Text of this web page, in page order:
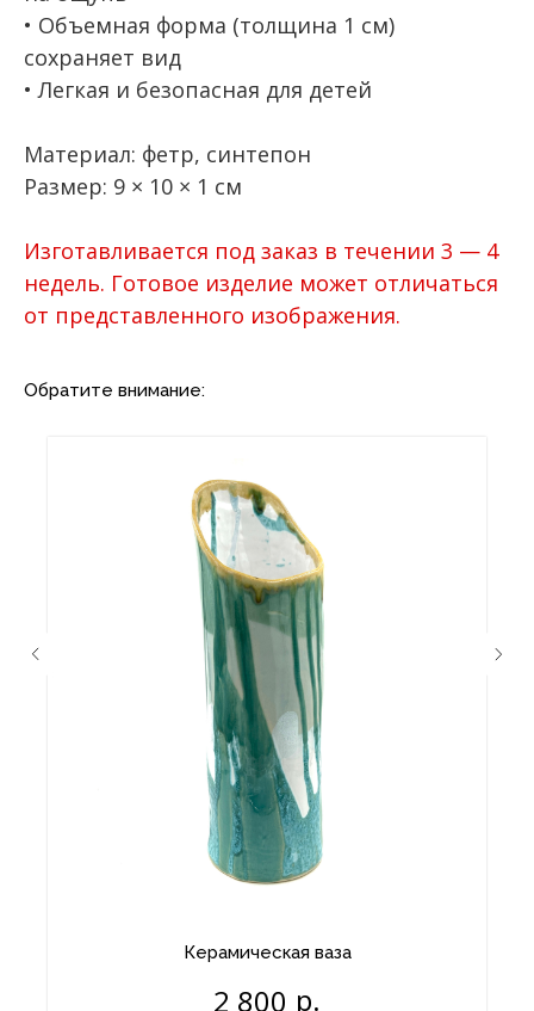
• Объемная форма (толщина 1 см)
сохраняет вид
• Легкая и безопасная для детей
Материал: фетр, синтепон
Размер: 9 × 10 × 1 см
Изготавливается под заказ в течении 3 — 4
недель. Готовое изделие может отличаться
от представленного изображения.
Обратите внимание:
Керамическая ваза
2 800 р.